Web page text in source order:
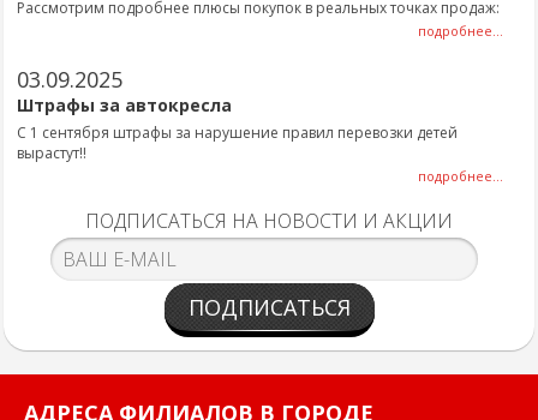
Рассмотрим подробнее плюсы покупок в реальных точках продаж:
подробнее...
03.09.2025
Штрафы за автокресла
С 1 сентября штрафы за нарушение правил перевозки детей
вырастут!!
подробнее...
ПОДПИСАТЬСЯ НА НОВОСТИ И АКЦИИ
ПОДПИСАТЬСЯ
АДРЕСА ФИЛИАЛОВ В ГОРОДЕ